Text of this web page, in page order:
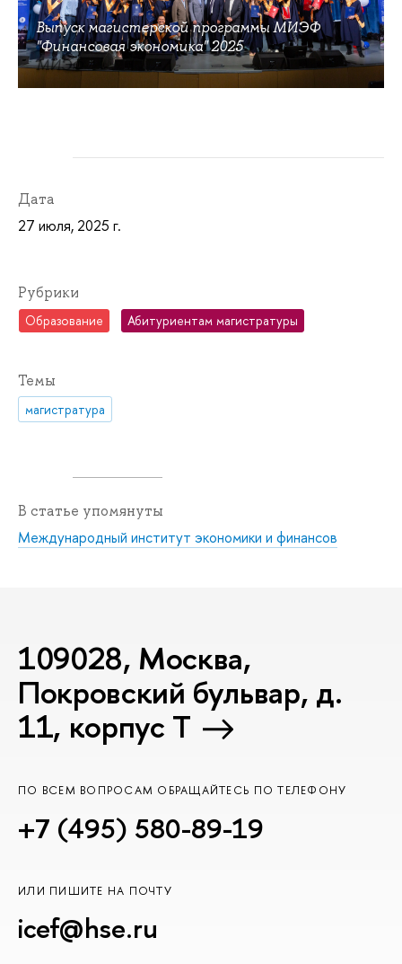
Выпуск магистерской программы МИЭФ
"Финансовая экономика" 2025
МИЭФ
Дата
27 июля, 2025 г.
Рубрики
Образование Абитуриентам магистратуры
Темы
магистратура
В статье упомянуты
Международный институт экономики и финансов
109028, Москва,
Покровский бульвар, д.
11, корпус T
ПО ВСЕМ ВОПРОСАМ ОБРАЩАЙТЕСЬ ПО ТЕЛЕФОНУ
+7 (495) 580-89-19
ИЛИ ПИШИТЕ НА ПОЧТУ
icef@hse.ru